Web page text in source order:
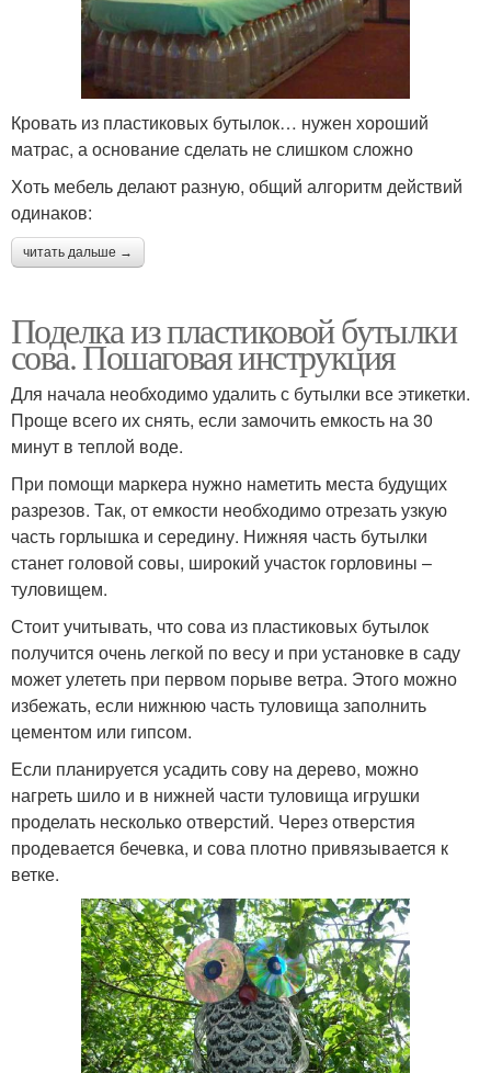
Кровать из пластиковых бутылок… нужен хороший
матрас, а основание сделать не слишком сложно
Хоть мебель делают разную, общий алгоритм действий
одинаков:
читать дальше →
Поделка из пластиковой бутылки
сова. Пошаговая инструкция
Для начала необходимо удалить с бутылки все этикетки.
Проще всего их снять, если замочить емкость на 30
минут в теплой воде.
При помощи маркера нужно наметить места будущих
разрезов. Так, от емкости необходимо отрезать узкую
часть горлышка и середину. Нижняя часть бутылки
станет головой совы, широкий участок горловины –
туловищем.
Стоит учитывать, что сова из пластиковых бутылок
получится очень легкой по весу и при установке в саду
может улететь при первом порыве ветра. Этого можно
избежать, если нижнюю часть туловища заполнить
цементом или гипсом.
Если планируется усадить сову на дерево, можно
нагреть шило и в нижней части туловища игрушки
проделать несколько отверстий. Через отверстия
продевается бечевка, и сова плотно привязывается к
ветке.